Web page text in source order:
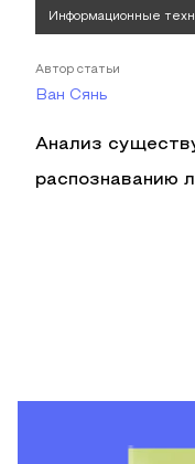
Информационные
Автор статьи
Ван Сянь
Анализ
распознаванию